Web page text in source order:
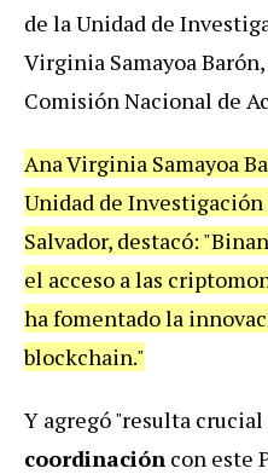
de la Unidad de
Virginia Samayoa
Comisión Nacional de
Ana Virginia Samayoa
Unidad de
Salvador, destacó:
el acceso a las
ha fomentado la
blockchain."
Y agregó "resulta crucial
coordinación con este